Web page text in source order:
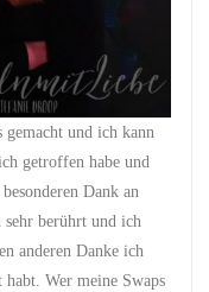
und ich kann
getroffen habe und
Dank an
berührt und ich
anderen Danke ich
Wer meine Swaps